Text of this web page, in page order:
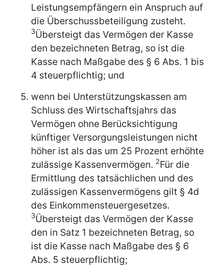
Leistungsempfängern ein Anspruch auf
die Überschussbeteiligung zusteht.
3Übersteigt das Vermögen der Kasse
den bezeichneten Betrag, so ist die
Kasse nach Maßgabe des § 6 Abs. 1 bis
4 steuerpflichtig; und
wenn bei Unterstützungskassen am
Schluss des Wirtschaftsjahrs das
Vermögen ohne Berücksichtigung
künftiger Versorgungsleistungen nicht
höher ist als das um 25 Prozent erhöhte
zulässige Kassenvermögen. 2Für die
Ermittlung des tatsächlichen und des
zulässigen Kassenvermögens gilt § 4d
des Einkommensteuergesetzes.
3Übersteigt das Vermögen der Kasse
den in Satz 1 bezeichneten Betrag, so
ist die Kasse nach Maßgabe des § 6
Abs. 5 steuerpflichtig;